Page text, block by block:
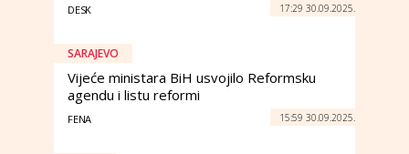
DESK 17:29 30.09.2025.
SARAJEVO
Vijeće ministara BiH usvojilo Reformsku
agendu i listu reformi
FENA 15:59 30.09.2025.